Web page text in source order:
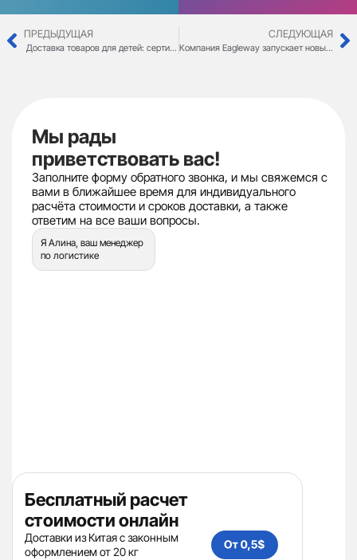
ПРЕДЫДУЩАЯ
Доставка товаров для детей: сертификация и требования
СЛЕДУЮЩАЯ
Компания Eagleway запускает новый маршрут — доставка сборных грузов (LTL) из Китая прямо до Астаны
Мы рады
приветствовать вас!
Заполните форму обратного звонка, и мы свяжемся с
вами в ближайшее время для индивидуального
расчёта стоимости и сроков доставки, а также
ответим на все ваши вопросы.
Я Алина, ваш менеджер
по логистике
Бесплатный расчет
стоимости онлайн
Доставки из Китая с законным
оформлением от 20 кг